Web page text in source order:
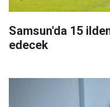
Samsun'da 15
edecek